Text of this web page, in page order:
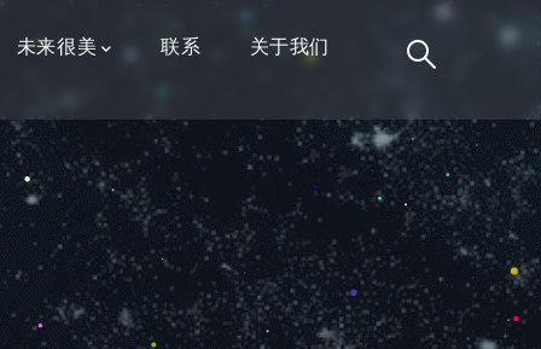
未来很美 联系 关于我们